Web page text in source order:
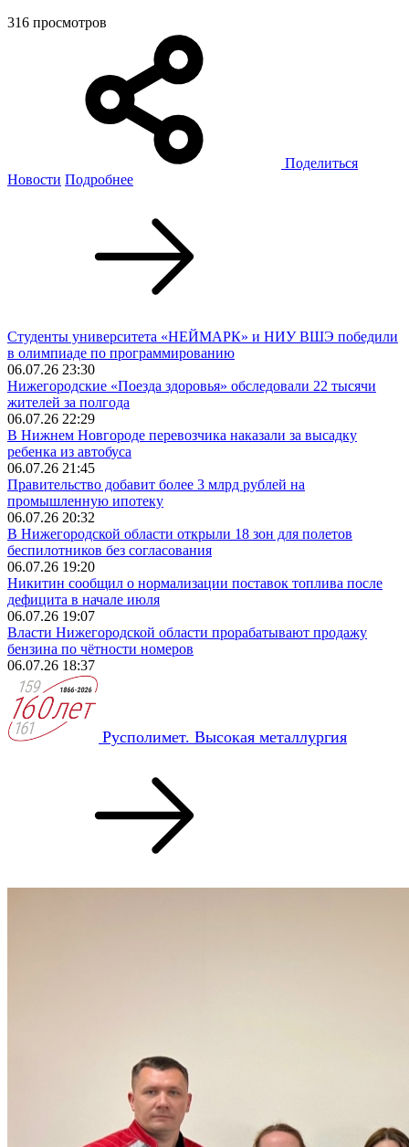
316 просмотров
Поделиться
Новости Подробнее
Студенты университета «НЕЙМАРК» и НИУ ВШЭ победили
в олимпиаде по программированию
06.07.26 23:30
Нижегородские «Поезда здоровья» обследовали 22 тысячи
жителей за полгода
06.07.26 22:29
В Нижнем Новгороде перевозчика наказали за высадку
ребенка из автобуса
06.07.26 21:45
Правительство добавит более 3 млрд рублей на
промышленную ипотеку
06.07.26 20:32
В Нижегородской области открыли 18 зон для полетов
беспилотников без согласования
06.07.26 19:20
Никитин сообщил о нормализации поставок топлива после
дефицита в начале июля
06.07.26 19:07
Власти Нижегородской области прорабатывают продажу
бензина по чётности номеров
06.07.26 18:37
Русполимет. Высокая металлургия